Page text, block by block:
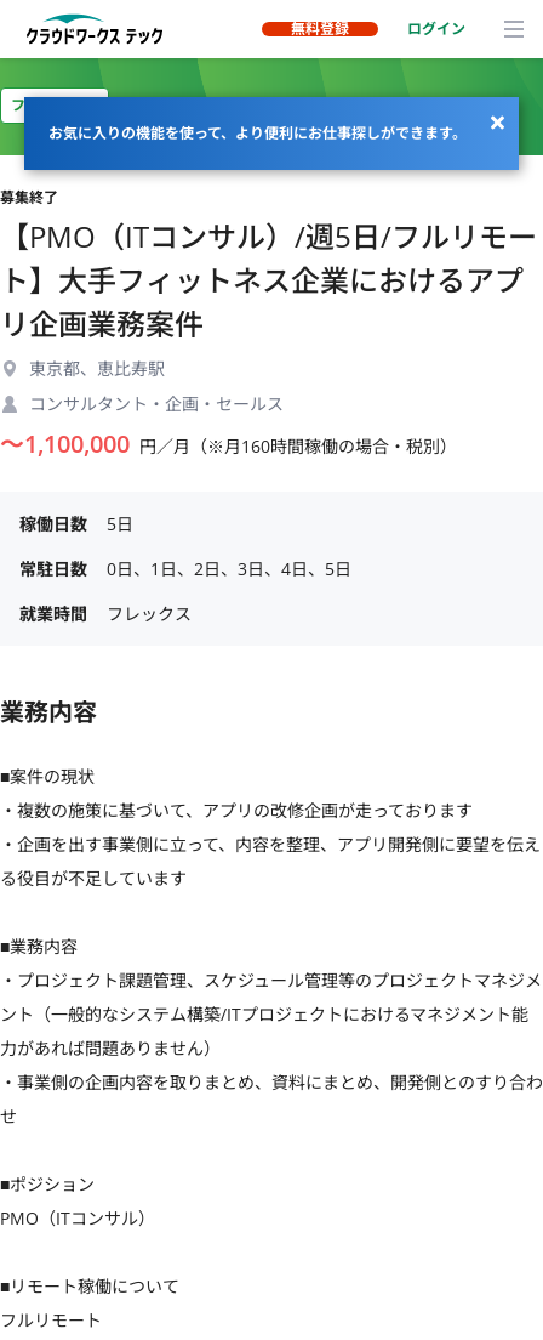
無料登録 ログイン
お気に入りの機能を使って、より便利にお仕事探しができます。
フルリモート
募集終了
【PMO（ITコンサル）/週5日/フルリモー
ト】大手フィットネス企業におけるアプ
リ企画業務案件
東京都、恵比寿駅
コンサルタント・企画・セールス
〜1,100,000 円／月（※月160時間稼働の場合・税別）
稼働日数
5日
常駐日数
0日、1日、2日、3日、4日、5日
就業時間
フレックス
業務内容
■案件の現状
・複数の施策に基づいて、アプリの改修企画が走っております
・企画を出す事業側に立って、内容を整理、アプリ開発側に要望を伝え
る役目が不足しています
■業務内容
・プロジェクト課題管理、スケジュール管理等のプロジェクトマネジメ
ント（一般的なシステム構築/ITプロジェクトにおけるマネジメント能
力があれば問題ありません）
・事業側の企画内容を取りまとめ、資料にまとめ、開発側とのすり合わ
せ
■ポジション
PMO（ITコンサル）
■リモート稼働について
フルリモート